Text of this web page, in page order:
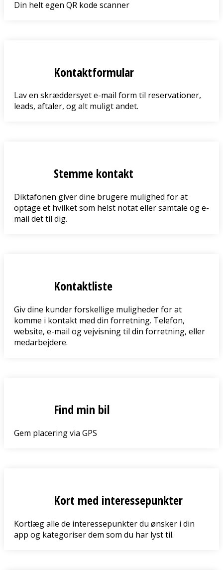
Din helt egen QR kode scanner
Kontaktformular
Lav en skræddersyet e-mail form til reservationer,
leads, aftaler, og alt muligt andet.
Stemme kontakt
Diktafonen giver dine brugere mulighed for at
optage et hvilket som helst notat eller samtale og e-
mail det til dig.
Kontaktliste
Giv dine kunder forskellige muligheder for at
komme i kontakt med din forretning. Telefon,
website, e-mail og vejvisning til din forretning, eller
medarbejdere.
Find min bil
Gem placering via GPS
Kort med interessepunkter
Kortlæg alle de interessepunkter du ønsker i din
app og kategoriser dem som du har lyst til.